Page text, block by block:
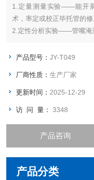
1.定量测量实验——能开
术，率定或校正毕托管的修
2.定性分析实验——管嘴淹
产品型号：JY-T049
厂商性质：生产厂家
更新时间： 2025-12-29
访 问 量：3348
产品咨询
产品分类